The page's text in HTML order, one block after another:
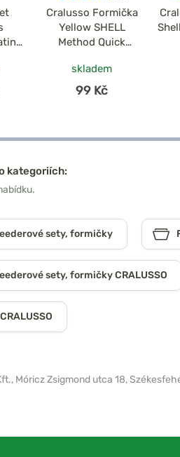
Cralusso Formička
Yellow SHELL
Method Quick
skladem
99 Kč
kategoriích:
sety, formičky
sety, formičky CRALUSSO
Móricz Zsigmond utca 18,